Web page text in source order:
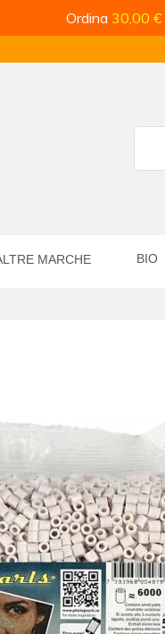
Ordina 30,00 €
MARCHE BIO